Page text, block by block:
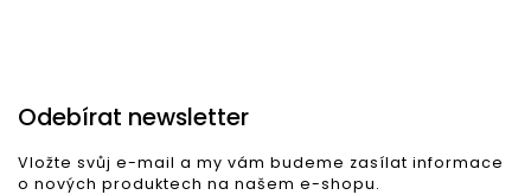
Odebírat newsletter
Vložte svůj e-mail a my vám budeme zasílat informace
o nových produktech na našem e-shopu.